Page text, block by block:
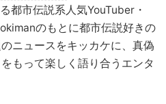
都市伝説系人気YouTuber・
のもとに都市伝説好きの
ニュースをキッカケに、真偽
もって楽しく語り合うエンタ